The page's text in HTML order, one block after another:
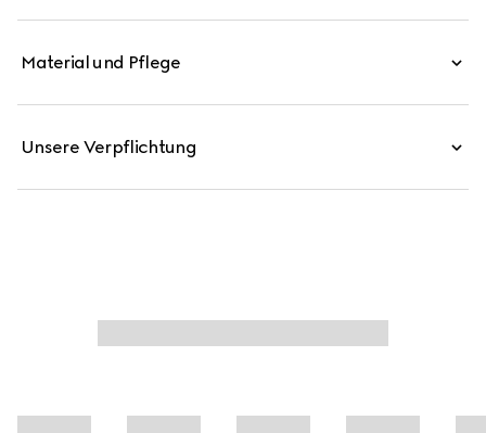
Material und Pflege
Unsere Verpflichtung